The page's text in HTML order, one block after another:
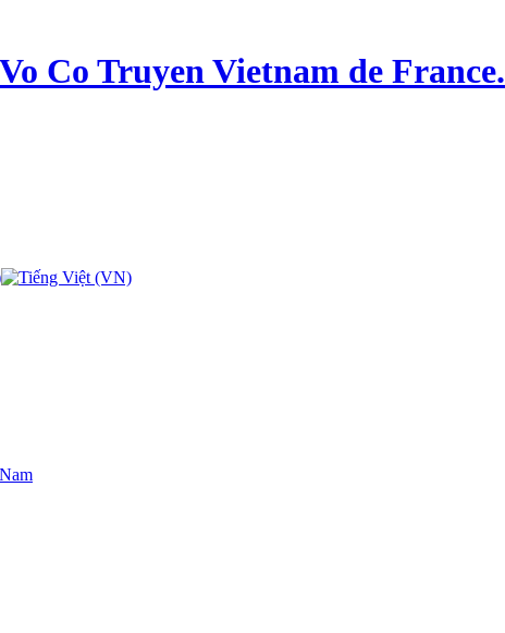
Co Truyen Vietnam de France.